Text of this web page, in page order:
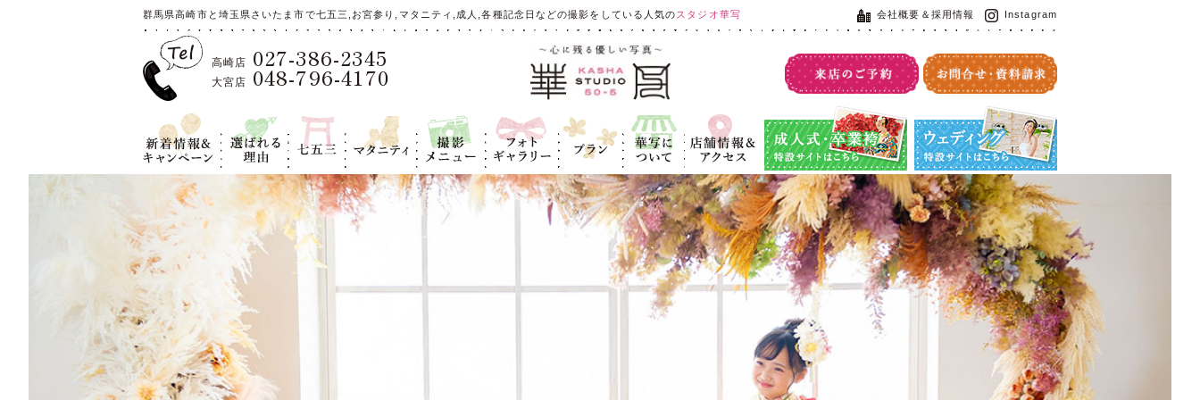
群馬県高崎市と埼玉県さいたま市で七五三,お宮参り,マタニティ,成人,各種記念日などの撮影をしている人気のスタジオ華写
高崎店 027-386-2345
大宮店 048-796-4170
会社概要＆採用情報 Instagram
新着情報＆キ
ャンペーン
選ばれる理
由
七五三 マタニティ
撮影メニュ
ー
フォトギャラ
リー
プラン
華写につい
て
店舗情報＆ア
クセス
成人式・卒業袴特設サイト ウエディング特設サイト